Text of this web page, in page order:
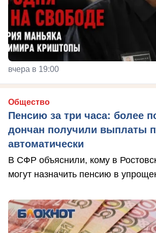
вчера в 19:00
Общество
Пенсию за три часа: более
дончан получили выплаты
автоматически
В СФР объяснили, кому в
могут назначить пенсию в